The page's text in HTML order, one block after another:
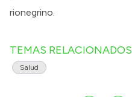
rionegrino.
TEMAS RELACIONADOS
Salud